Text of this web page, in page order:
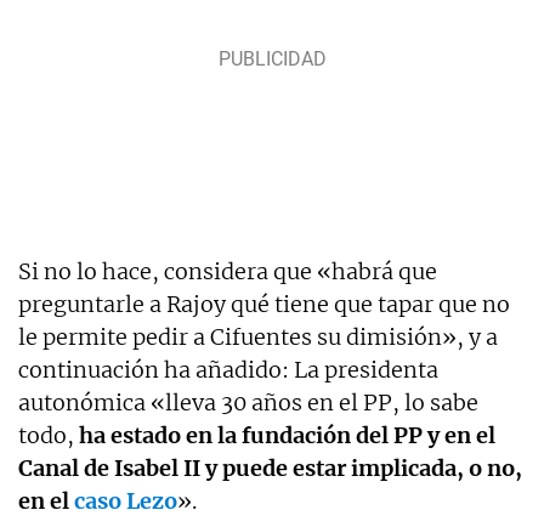
Si no lo hace, considera que «habrá que
preguntarle a Rajoy qué tiene que tapar que no
le permite pedir a Cifuentes su dimisión», y a
continuación ha añadido: La presidenta
autonómica «lleva 30 años en el PP, lo sabe
todo, ha estado en la fundación del PP y en el
Canal de Isabel II y puede estar implicada, o no,
en elcaso Lezo».